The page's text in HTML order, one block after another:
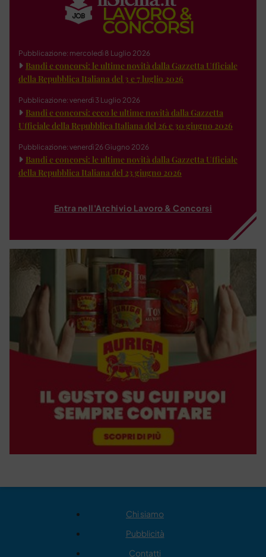
Pubblicazione: mercoledì 8 Luglio 2026
Bandi e concorsi: le ultime novità dalla Gazzetta Ufficiale
della Repubblica Italiana del 3 e 7 luglio 2026
Pubblicazione: venerdì 3 Luglio 2026
Bandi e concorsi: ecco le ultime novità dalla Gazzetta
Ufficiale della Repubblica Italiana del 26 e 30 giugno 2026
Pubblicazione: venerdì 26 Giugno 2026
Bandi e concorsi: le ultime novità dalla Gazzetta Ufficiale
della Repubblica Italiana del 23 giugno 2026
Entra nell'Archivio Lavoro & Concorsi
Chi siamo
Pubblicità
Contatti